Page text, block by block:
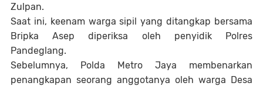
Zulpan.
Saat ini, keenam warga sipil yang ditangkap bersama
Bripka Asep diperiksa oleh penyidik Polres
Pandeglang.
Sebelumnya, Polda Metro Jaya membenarkan
penangkapan seorang anggotanya oleh warga Desa